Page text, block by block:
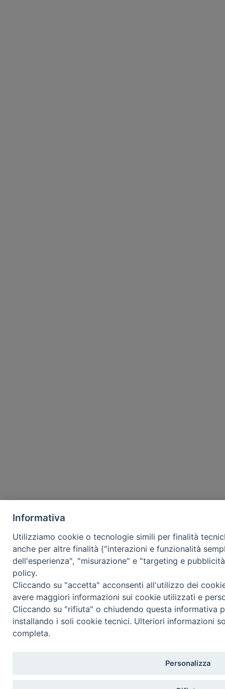
Informativa
Utilizziamo cookie o tecnologie simili per finalità
anche per altre finalità ("interazioni e funzionalità
dell'esperienza", "misurazione" e "targeting e
policy.
Cliccando su "accetta" acconsenti all'utilizzo dei
avere maggiori informazioni sui cookie utilizzati e
Cliccando su "rifiuta" o chiudendo questa informativa
installando i soli cookie tecnici. Ulteriori informazioni
completa.
Personalizza